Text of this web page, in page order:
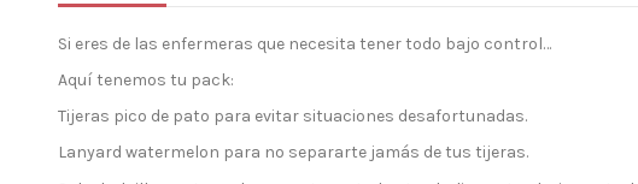
Si eres de las enfermeras que necesita tener todo bajo control…
Aquí tenemos tu pack:
Tijeras pico de pato para evitar situaciones desafortunadas.
Lanyard watermelon para no separarte jamás de tus tijeras.